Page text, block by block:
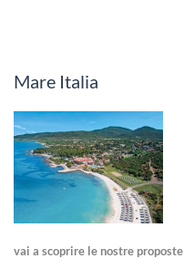
Mare Italia
vai a scoprire le nostre proposte